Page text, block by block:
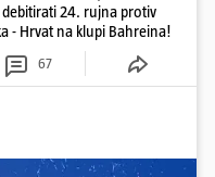
debitirati 24. rujna protiv
- Hrvat na klupi Bahreina!
67